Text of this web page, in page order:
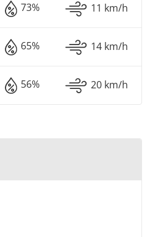
73% 11 km/h
65% 14 km/h
56% 20 km/h